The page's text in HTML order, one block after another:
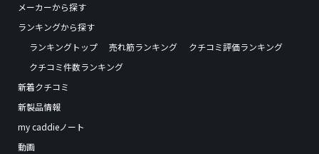
メーカーから探す
ランキングから探す
ランキングトップ
売れ筋ランキング
クチコミ評価ランキング
クチコミ件数ランキング
新着クチコミ
新製品情報
my caddieノート
動画